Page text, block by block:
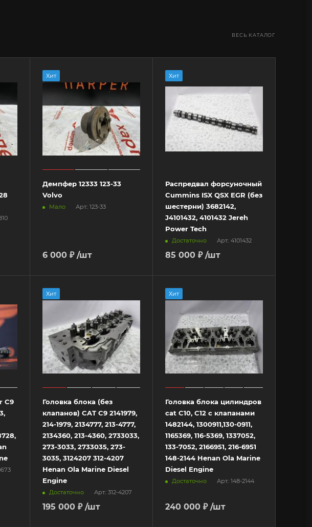
ВЕСЬ КАТАЛОГ
Хит
Демпфер 12333 123-33
Volvo
Мало Арт.: 123-33
6 000 ₽ /шт
Хит
Распредвал форсуночный
Cummins ISX QSX EGR (без
шестерни) 3682142,
J4101432, 4101432 Jereh
Power Tech
Достаточно Арт.: 4101432
85 000 ₽ /шт
C9
Хит
Головка блока (без
клапанов) CAT C9 2141979,
214-1979, 2134777, 213-4777,
2134360, 213-4360, 2733033,
273-3033, 2733035, 273-
3035, 3124207 312-4207
Henan Ola Marine Diesel
Engine
Достаточно Арт.: 312-4207
195 000 ₽ /шт
Хит
Головка блока цилиндров
cat C10, C12 с клапанами
1482144, 1300911,130-0911,
1165369, 116-5369, 1337052,
133-7052, 2166951, 216-6951
148-2144 Henan Ola Marine
Diesel Engine
Достаточно Арт.: 148-2144
240 000 ₽ /шт